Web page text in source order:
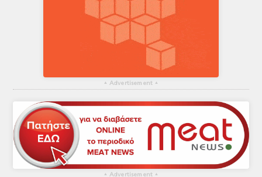
▴ Advertisement ▴
▴ Advertisement ▴